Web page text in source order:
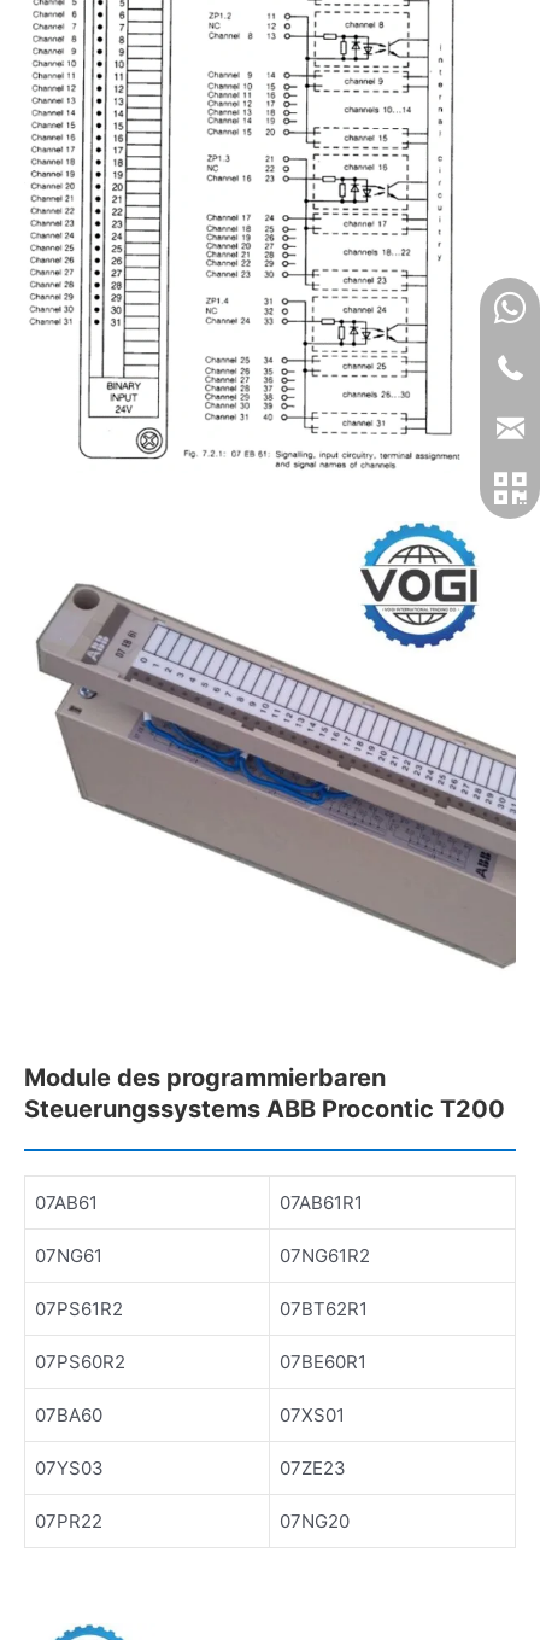
Module des programmierbaren
Steuerungssystems ABB Procontic T200
07AB61 07AB61R1
07NG61 07NG61R2
07PS61R2 07BT62R1
07PS60R2 07BE60R1
07BA60 07XS01
07YS03 07ZE23
07PR22 07NG20